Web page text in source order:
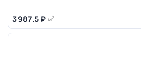
3 987.5 ₽ м2